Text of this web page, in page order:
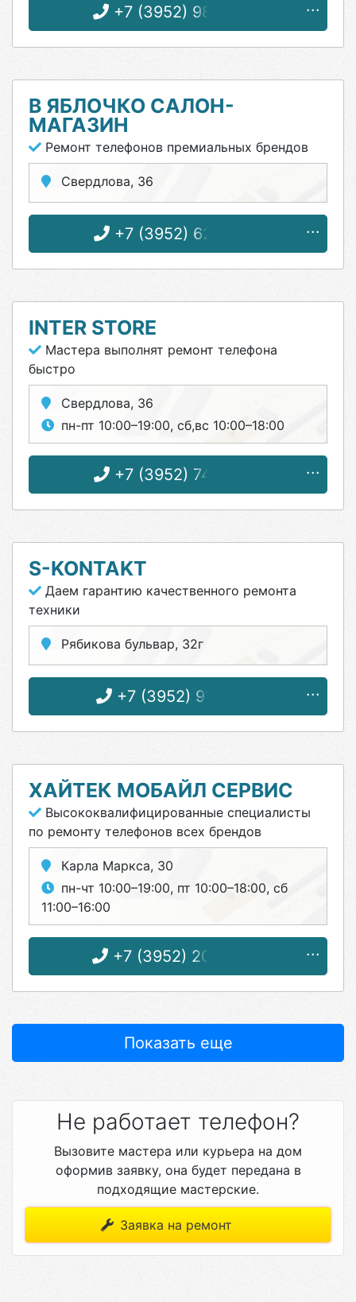
+7 (3952) 98-77-30
В ЯБЛОЧКО САЛОН-
МАГАЗИН
Ремонт телефонов премиальных брендов
Свердлова, 36
+7 (3952) 62-09-91
INTER STORE
Мастера выполнят ремонт телефона
быстро
Свердлова, 36
пн-пт 10:00–19:00, сб,вс 10:00–18:00
+7 (3952) 74-73-01
S-KONTAKT
Даем гарантию качественного ремонта
техники
Рябикова бульвар, 32г
+7 (3952) 91-51-51
ХАЙТЕК МОБАЙЛ СЕРВИС
Высококвалифицированные специалисты
по ремонту телефонов всех брендов
Карла Маркса, 30
пн-чт 10:00–19:00, пт 10:00–18:00, сб
11:00–16:00
+7 (3952) 20-33-57
Показать еще
Не работает телефон?
Вызовите мастера или курьера на дом
оформив заявку, она будет передана в
подходящие мастерские.
Заявка на ремонт